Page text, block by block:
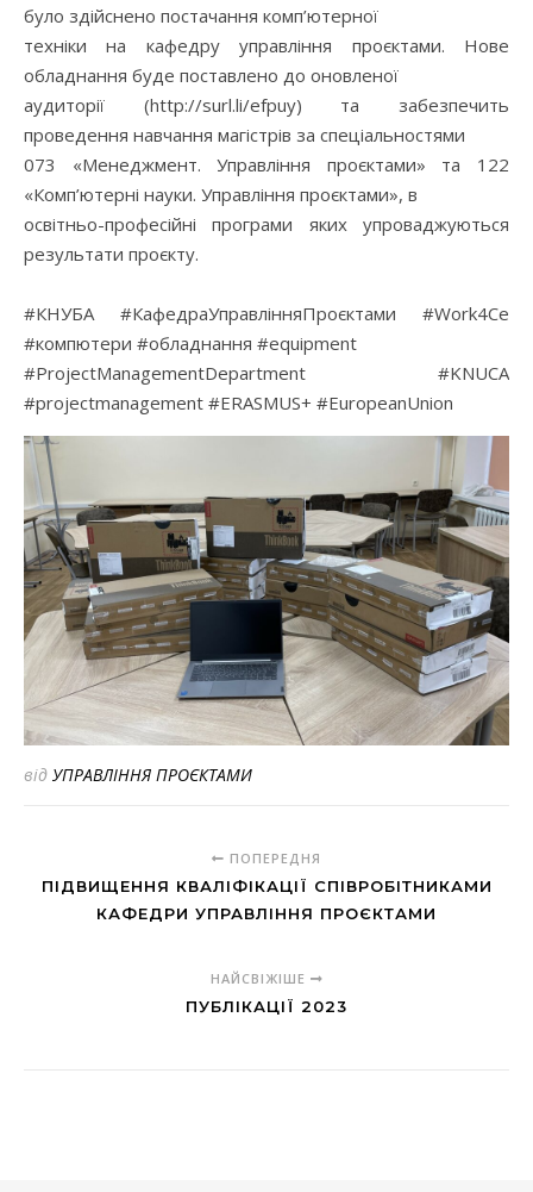
було здійснено постачання комп’ютерної
техніки на кафедру управління проєктами. Нове
обладнання буде поставлено до оновленої
аудиторії (http://surl.li/efpuy) та забезпечить
проведення навчання магістрів за спеціальностями
073 «Менеджмент. Управління проєктами» та 122
«Комп’ютерні науки. Управління проєктами», в
освітньо-професійні програми яких упроваджуються
результати проєкту.
#КНУБА #КафедраУправлінняПроєктами #Work4Ce
#компютери #обладнання #equipment
#ProjectManagementDepartment #KNUCA
#projectmanagement #ERASMUS+ #EuropeanUnion
від УПРАВЛІННЯ ПРОЄКТАМИ
ПОПЕРЕДНЯ
ПІДВИЩЕННЯ КВАЛІФІКАЦІЇ СПІВРОБІТНИКАМИ
КАФЕДРИ УПРАВЛІННЯ ПРОЄКТАМИ
НАЙСВІЖІШЕ
ПУБЛІКАЦІЇ 2023